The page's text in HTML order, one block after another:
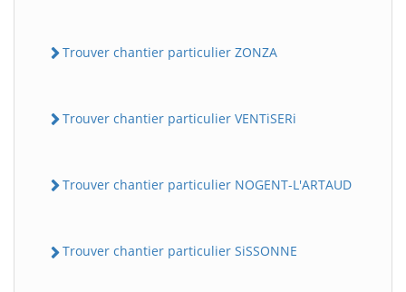
Trouver chantier particulier ZONZA
Trouver chantier particulier VENTiSERi
Trouver chantier particulier NOGENT-L'ARTAUD
Trouver chantier particulier SiSSONNE